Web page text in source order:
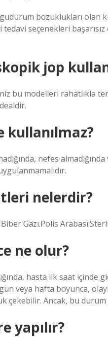
bozuklukları olan
seçenekleri
jop
bu modelleri rahatlıkla
kullanılmaz?
nefes
nelerdir?
Biber Gazı.Polis
ne olur?
hasta ilk saat içinde
veya hafta boyunca,
çekebilir. Ancak, bu
yapılır?